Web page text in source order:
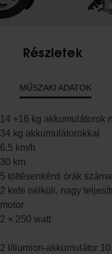
Részletek
MŰSZAKI ADATOK
14 +16 kg akkumulátorok
34 kg akkumulátorokkal
6,5 km/h
30 km
5 töltésenkénti órák száma
2 kefe nélküli, nagy
motor
2 × 250 watt
2 lítiumion-akkumulátor 10